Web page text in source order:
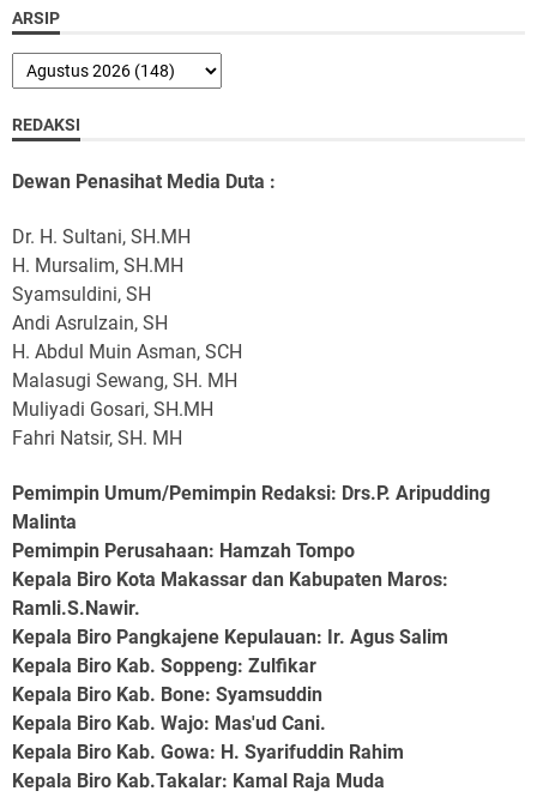
ARSIP
REDAKSI
Dewan Penasihat Media Duta :
Dr. H. Sultani, SH.MH
H. Mursalim, SH.MH
Syamsuldini, SH
Andi Asrulzain, SH
H. Abdul Muin Asman, SCH
Malasugi Sewang, SH. MH
Muliyadi Gosari, SH.MH
Fahri Natsir, SH. MH
Pemimpin Umum/Pemimpin Redaksi: Drs.P. Aripudding
Malinta
Pemimpin Perusahaan: Hamzah Tompo
Kepala Biro Kota Makassar dan Kabupaten Maros:
Ramli.S.Nawir.
Kepala Biro Pangkajene Kepulauan: Ir. Agus Salim
Kepala Biro Kab. Soppeng: Zulfikar
Kepala Biro Kab. Bone: Syamsuddin
Kepala Biro Kab. Wajo: Mas'ud Cani.
Kepala Biro Kab. Gowa: H. Syarifuddin Rahim
Kepala Biro Kab.Takalar: Kamal Raja Muda